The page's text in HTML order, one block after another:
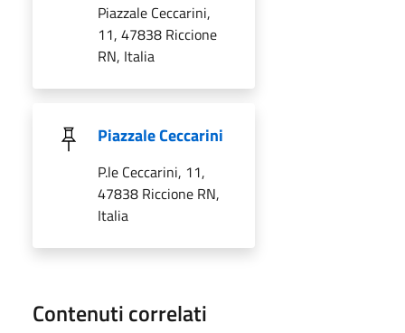
Piazzale Ceccarini,
11, 47838 Riccione
RN, Italia
Piazzale Ceccarini
P.le Ceccarini, 11,
47838 Riccione RN,
Italia
Contenuti correlati